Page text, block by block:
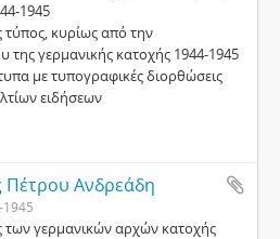
1945
κυρίως από την
της γερµανικής κατοχής 1944-1945
µε τυπογραφικές διορθώσεις
ειδήσεων
Ανδρεάδη
1945
των γερμανικών αρχών κατοχής